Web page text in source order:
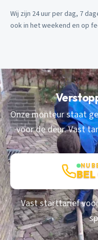
Wij zijn 24 uur per dag, 7
ook in het weekend en op
Onze monteur staat
voor de deur. Vast
NU
Vast starttarief